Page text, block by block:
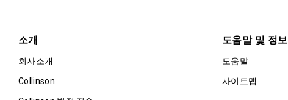
소개
회사소개
Collinson
도움말 및 정보
도움말
사이트맵